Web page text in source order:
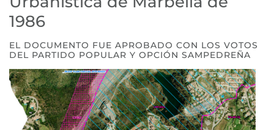
1986
EL DOCUMENTO FUE APROBADO CON LOS VOTOS
DEL PARTIDO POPULAR Y OPCIÓN SAMPEDREÑA